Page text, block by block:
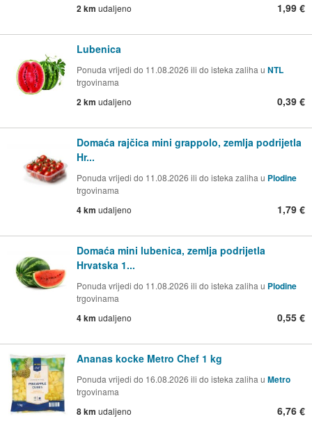
2 km udaljeno 1,99 €
Lubenica
Ponuda vrijedi do 11.08.2026 ili do isteka zaliha u NTL
trgovinama
2 km udaljeno 0,39 €
Domaća rajčica mini grappolo, zemlja podrijetla
Hr...
Ponuda vrijedi do 11.08.2026 ili do isteka zaliha u Plodine
trgovinama
4 km udaljeno 1,79 €
Domaća mini lubenica, zemlja podrijetla
Hrvatska 1...
Ponuda vrijedi do 11.08.2026 ili do isteka zaliha u Plodine
trgovinama
4 km udaljeno 0,55 €
Ananas kocke Metro Chef 1 kg
Ponuda vrijedi do 16.08.2026 ili do isteka zaliha u Metro
trgovinama
8 km udaljeno 6,76 €